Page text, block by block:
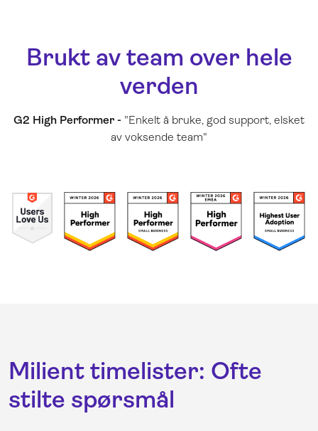
Brukt av team over hele
verden
G2 High Performer - "Enkelt å bruke, god support, elsket
av voksende team"
Milient timelister: Ofte
stilte spørsmål